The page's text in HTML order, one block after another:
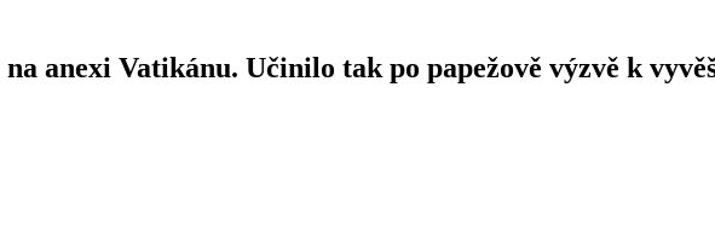
anexi Vatikánu. Učinilo tak po papežově výzvě k